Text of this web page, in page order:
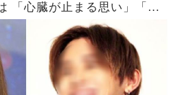
「心臓が止まる思い」「一
絶句